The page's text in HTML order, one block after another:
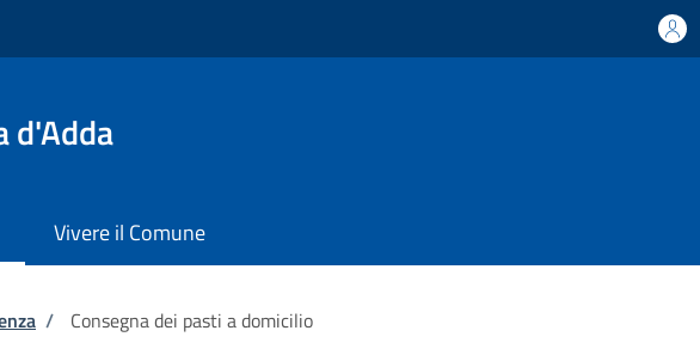
d'Adda
Vivere il Comune
/ Consegna dei pasti a domicilio